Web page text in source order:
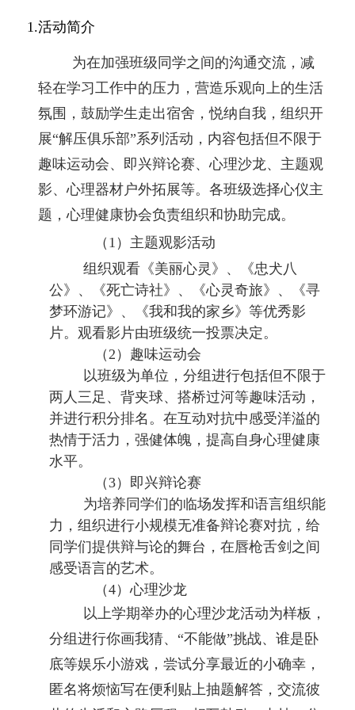
1.活动简介
为在加强班级同学之间的沟通交流，减
轻在学习工作中的压力，营造乐观向上的生活
氛围，鼓励学生走出宿舍，悦纳自我，组织开
展“解压俱乐部”系列活动，内容包括但不限于
趣味运动会、即兴辩论赛、心理沙龙、主题观
影、心理器材户外拓展等。各班级选择心仪主
题，心理健康协会负责组织和协助完成。
（ 1 ）主题观影活动
组织观看《美丽心灵》、《忠犬八
公》、《死亡诗社》、《心灵奇旅》、《寻
梦环游记》、《我和我的家乡》等优秀影
片。观看影片由班级统一投票决定。
（ 2 ）趣味运动会
以班级为单位，分组进行包括但不限于
两人三足、背夹球、搭桥过河等趣味活动，
并进行积分排名。在互动对抗中感受洋溢的
热情于活力，强健体魄，提高自身心理健康
水平。
（3）即兴辩论赛
为培养同学们的临场发挥和语言组织能
力，组织进行小规模无准备辩论赛对抗，给
同学们提供辩与论的舞台，在唇枪舌剑之间
感受语言的艺术。
（4）心理沙龙
以上学期举办的心理沙龙活动为样板，
分组进行你画我猜、 “不能做”挑战、谁是卧
底等娱乐小游戏，尝试分享最近的小确幸，
匿名将烦恼写在便利贴上抽题解答，交流彼